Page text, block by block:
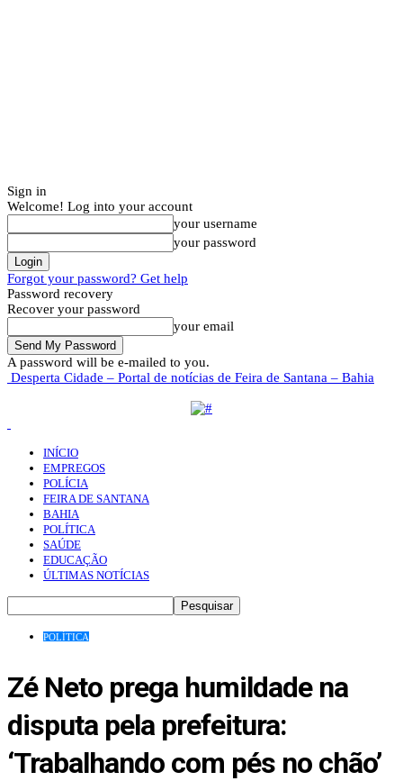
Sign in
Welcome! Log into your account
your username
your password
Forgot your password? Get help
Password recovery
Recover your password
your email
A password will be e-mailed to you.
Desperta Cidade – Portal de notícias de Feira de Santana – Bahia
INÍCIO
EMPREGOS
POLÍCIA
FEIRA DE SANTANA
BAHIA
POLÍTICA
SAÚDE
EDUCAÇÃO
ÚLTIMAS NOTÍCIAS
POLÍTICA
Zé Neto prega humildade na
disputa pela prefeitura:
‘Trabalhando com pés no chão’